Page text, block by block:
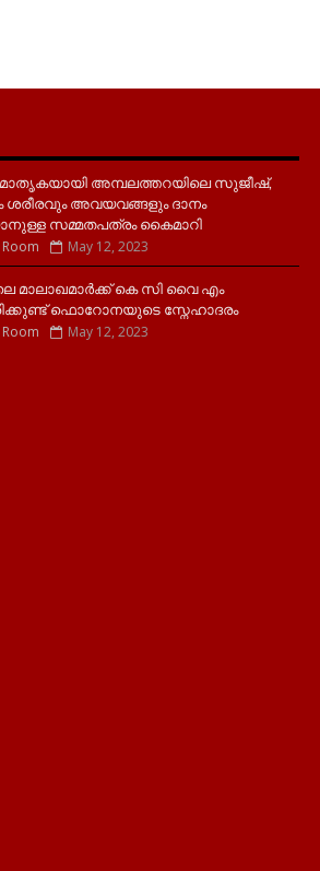
മാതൃകയായി അമ്പലത്തറയിലെ സുജീഷ്,
ശരീരവും അവയവങ്ങളും ദാനം
സമ്മതപത്രം കൈമാറി
May 12, 2023
മാലാഖമാർക്ക് കെ സി വൈ എം
ഫൊറോനയുടെ സ്നേഹാദരം
May 12, 2023